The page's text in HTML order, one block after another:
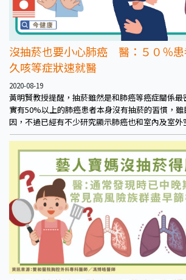
沒抽菸也要小心肺癌 醫：５０％患
久咳等症狀速就醫
2020-08-19
黃明賢教授提醒，抽菸雖然是和肺癌等癌症關係
實有50%以上的肺癌患者本身沒有抽菸的習慣，
因，不過已經有不少研究顯示肺癌也和室內及室
如PM2.5、廚房的油煙等風險因子。而平時有有抽